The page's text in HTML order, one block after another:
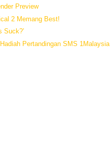
Preview
2 Memang Best!
Suck?’
Pertandingan SMS 1Malaysia